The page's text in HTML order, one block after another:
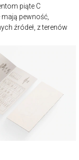
piąte C
pewność,
źródeł, z terenów